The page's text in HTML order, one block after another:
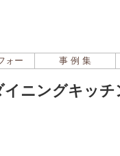
ォー 事 例 集
イニングキッチ